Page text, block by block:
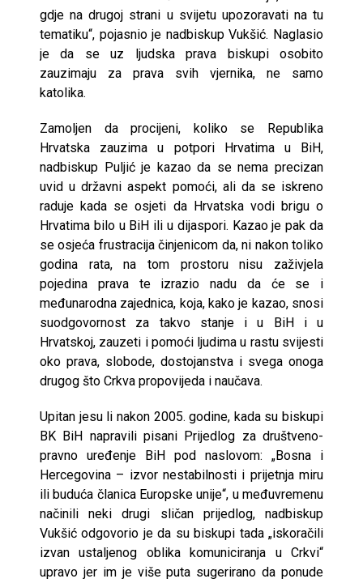
gdje na drugoj strani u svijetu upozoravati na tu
tematiku“, pojasnio je nadbiskup Vukšić. Naglasio
je da se uz ljudska prava biskupi osobito
zauzimaju za prava svih vjernika, ne samo
katolika.
Zamoljen da procijeni, koliko se Republika
Hrvatska zauzima u potpori Hrvatima u BiH,
nadbiskup Puljić je kazao da se nema precizan
uvid u državni aspekt pomoći, ali da se iskreno
raduje kada se osjeti da Hrvatska vodi brigu o
Hrvatima bilo u BiH ili u dijaspori. Kazao je pak da
se osjeća frustracija činjenicom da, ni nakon toliko
godina rata, na tom prostoru nisu zaživjela
pojedina prava te izrazio nadu da će se i
međunarodna zajednica, koja, kako je kazao, snosi
suodgovornost za takvo stanje i u BiH i u
Hrvatskoj, zauzeti i pomoći ljudima u rastu svijesti
oko prava, slobode, dostojanstva i svega onoga
drugog što Crkva propovijeda i naučava.
Upitan jesu li nakon 2005. godine, kada su biskupi
BK BiH napravili pisani Prijedlog za društveno-
pravno uređenje BiH pod naslovom: „Bosna i
Hercegovina – izvor nestabilnosti i prijetnja miru
ili buduća članica Europske unije“, u međuvremenu
načinili neki drugi sličan prijedlog, nadbiskup
Vukšić odgovorio je da su biskupi tada „iskoračili
izvan ustaljenog oblika komuniciranja u Crkvi“
upravo jer im je više puta sugerirano da ponude